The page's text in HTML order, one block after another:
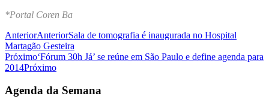
*Portal Coren Ba
AnteriorAnteriorSala de tomografia é inaugurada no Hospital
Martagão Gesteira
Próximo‘Fórum 30h Já’ se reúne em São Paulo e define agenda para
2014Próximo
Agenda da Semana